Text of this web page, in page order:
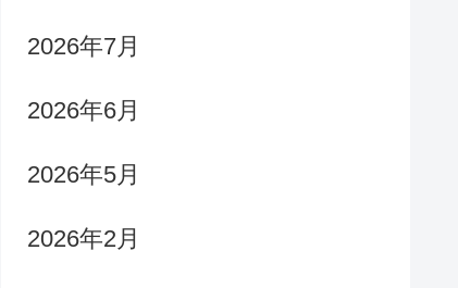
2026年7月
2026年6月
2026年5月
2026年2月